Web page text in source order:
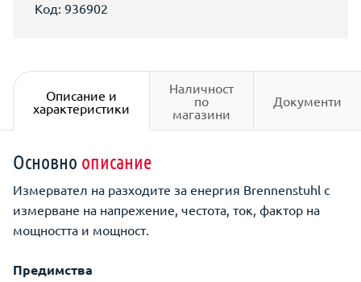
Код: 936902
Описание и
характеристики
Наличност
по
магазини
Документи
Основно описание
Измервател на разходите за енергия Brennenstuhl с
измерване на напрежение, честота, ток, фактор на
мощността и мощност.
Предимства